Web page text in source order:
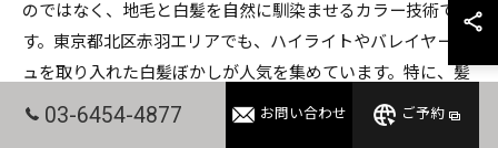
のではなく、地毛と白髪を自然に馴染ませるカラー技術で
す。東京都北区赤羽エリアでも、ハイライトやバレイヤージ
ュを取り入れた白髪ぼかしが人気を集めています。特に、髪
全体の明るさや透明感を活かしつつ、白髪が目立ちにくいカ
03-6454-4877 お問い合わせ ご予約